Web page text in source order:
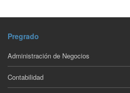
Pregrado
Administración de Negocios
Contabilidad